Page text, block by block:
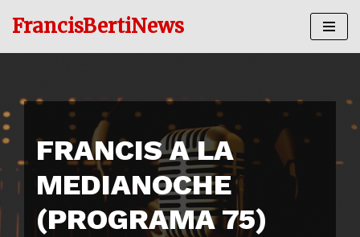
FrancisBertiNews
FRANCIS A LA
MEDIANOCHE
(PROGRAMA 75)